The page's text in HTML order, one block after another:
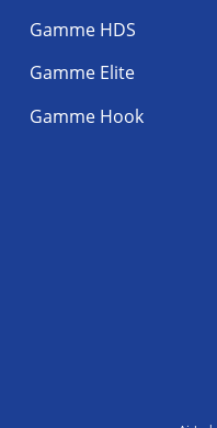
Gamme HDS
Gamme Elite
Gamme Hook